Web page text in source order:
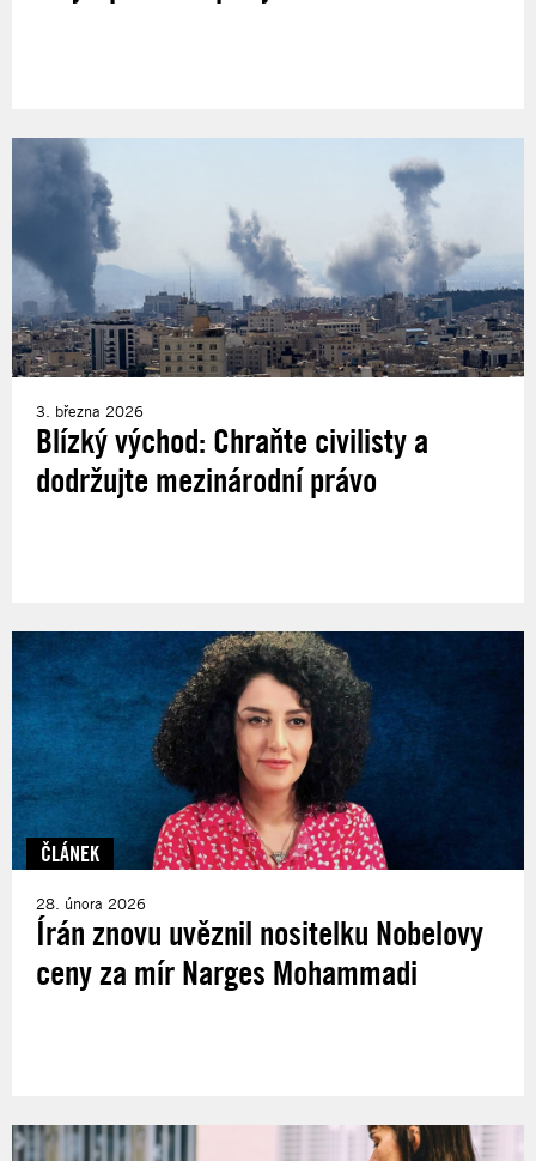
3. března 2026
Blízký východ: Chraňte civilisty a
dodržujte mezinárodní právo
ČLÁNEK
28. února 2026
Írán znovu uvěznil nositelku Nobelovy
ceny za mír Narges Mohammadi